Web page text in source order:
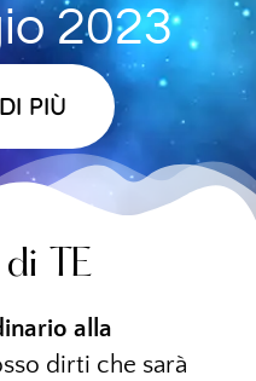
2023
PIÙ
TE
alla
dirti che sarà